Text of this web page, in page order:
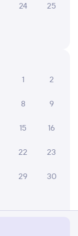
24 25
1
2
8 9
15 16
22 23
29 30